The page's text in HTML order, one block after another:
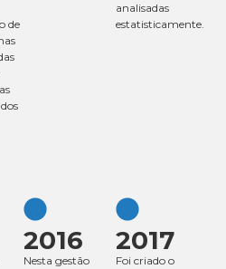
de
analisadas
estatisticamente.
2016
Nesta gestão
2017
Foi criado o